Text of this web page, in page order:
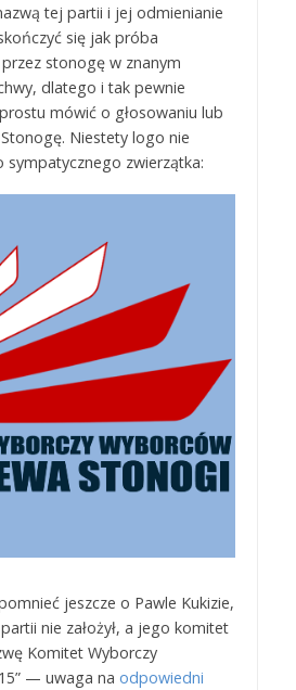
tej partii i jej odmienianie
się jak próba
stonogę w znanym
dlatego i tak pewnie
mówić o głosowaniu lub
Niestety logo nie
zwierzątka:
jeszcze o Pawle Kukizie,
nie założył, a jego komitet
Komitet Wyborczy
— uwaga na odpowiedni